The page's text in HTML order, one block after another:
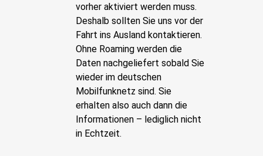
vorher aktiviert werden muss.
Deshalb sollten Sie uns vor der
Fahrt ins Ausland kontaktieren.
Ohne Roaming werden die
Daten nachgeliefert sobald Sie
wieder im deutschen
Mobilfunknetz sind. Sie
erhalten also auch dann die
Informationen – lediglich nicht
in Echtzeit.